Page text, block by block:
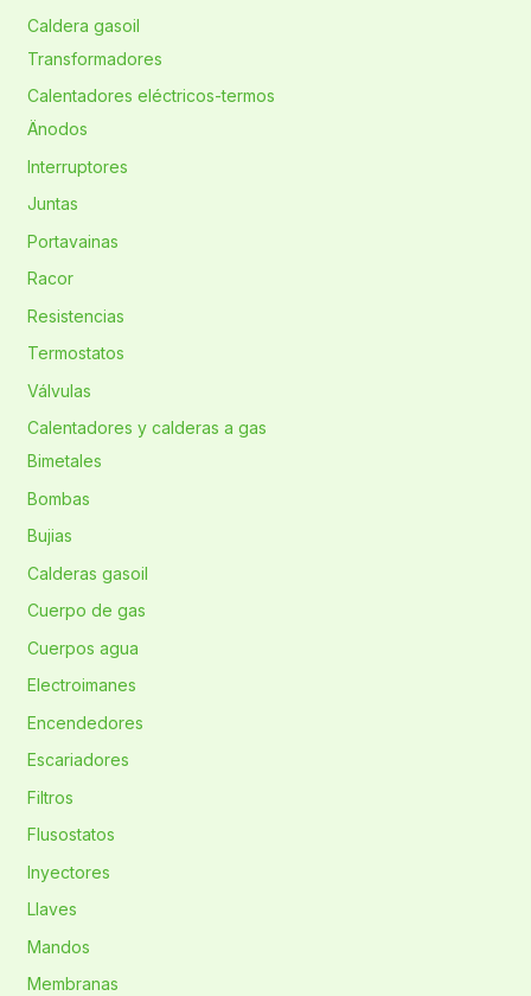
Caldera gasoil
Transformadores
Calentadores eléctricos-termos
Änodos
Interruptores
Juntas
Portavainas
Racor
Resistencias
Termostatos
Válvulas
Calentadores y calderas a gas
Bimetales
Bombas
Bujias
Calderas gasoil
Cuerpo de gas
Cuerpos agua
Electroimanes
Encendedores
Escariadores
Filtros
Flusostatos
Inyectores
Llaves
Mandos
Membranas